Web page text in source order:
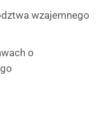
wzajemnego
o